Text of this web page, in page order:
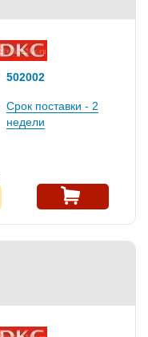
502002
Срок поставки - 2
недели